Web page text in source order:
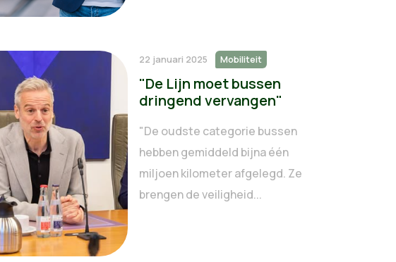
22 januari 2025 Mobiliteit
"De Lijn moet bussen
dringend vervangen"
"De oudste categorie bussen
hebben gemiddeld bijna één
miljoen kilometer afgelegd. Ze
brengen de veiligheid...